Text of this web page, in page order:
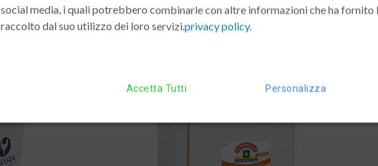
social media, i quali potrebbero combinarle con altre informazioni che ha fornito
raccolto dal suo utilizzo dei loro servizi.privacy policy.
Accetta Tutti Personalizza